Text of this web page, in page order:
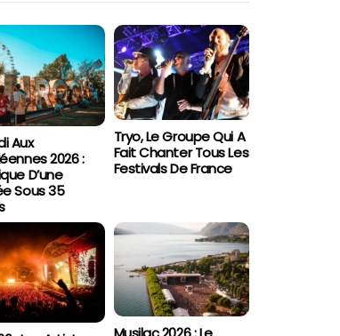
Aux
2026 :
D’une
Sous 35
Tryo, Le Groupe Qui A
Fait Chanter Tous Les
Festivals De France